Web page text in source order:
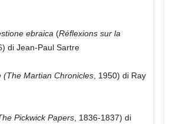
ebraica (Réflexions sur la
di Jean-Paul Sartre
(The Martian Chronicles , 1950) di Ray
Pickwick Papers , 1836-1837) di